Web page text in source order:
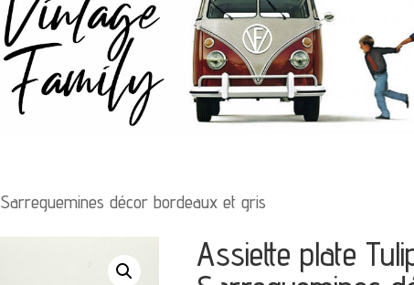
décor bordeaux et gris
Assiette plate